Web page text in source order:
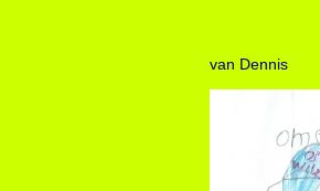
van Dennis